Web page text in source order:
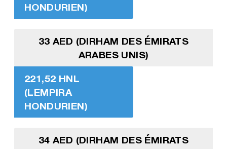
HONDURIEN)
33 AED (DIRHAM DES ÉMIRATS
ARABES UNIS)
221,52 HNL
(LEMPIRA
HONDURIEN)
34 AED (DIRHAM DES ÉMIRATS